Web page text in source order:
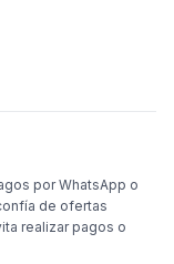
por WhatsApp o
de ofertas
realizar pagos o